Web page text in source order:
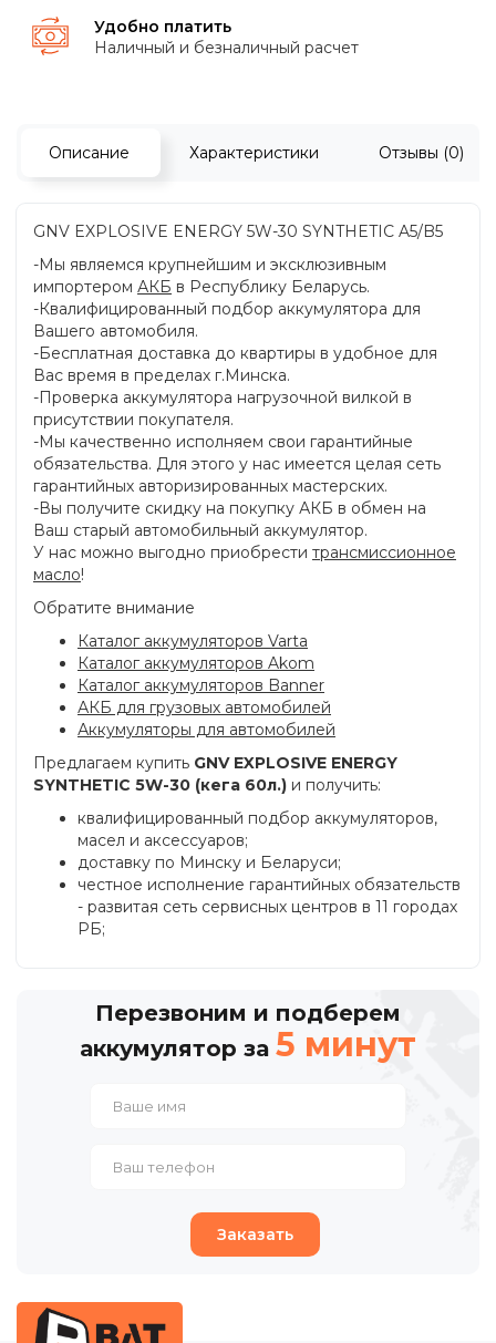
Удобно платить
Наличный и безналичный расчет
Описание Характеристики Отзывы (0)
GNV EXPLOSIVE ENERGY 5W-30 SYNTHETIC A5/B5
-Мы являемся крупнейшим и эксклюзивным
импортером АКБ в Республику Беларусь.
-Квалифицированный подбор аккумулятора для
Вашего автомобиля.
-Бесплатная доставка до квартиры в удобное для
Вас время в пределах г.Минска.
-Проверка аккумулятора нагрузочной вилкой в
присутствии покупателя.
-Мы качественно исполняем свои гарантийные
обязательства. Для этого у нас имеется целая сеть
гарантийных авторизированных мастерских.
-Вы получите скидку на покупку АКБ в обмен на
Ваш старый автомобильный аккумулятор.
У нас можно выгодно приобрести трансмиссионное
масло!
Обратите внимание
Каталог аккумуляторов Varta
Каталог аккумуляторов Akom
Каталог аккумуляторов Banner
АКБ для грузовых автомобилей
Аккумуляторы для автомобилей
Предлагаем купить GNV EXPLOSIVE ENERGY
SYNTHETIC 5W-30 (кега 60л.) и получить:
квалифицированный подбор аккумуляторов,
масел и аксессуаров;
доставку по Минску и Беларуси;
честное исполнение гарантийных обязательств
- развитая сеть сервисных центров в 11 городах
РБ;
Перезвоним и подберем
аккумулятор за 5 минут
Заказать